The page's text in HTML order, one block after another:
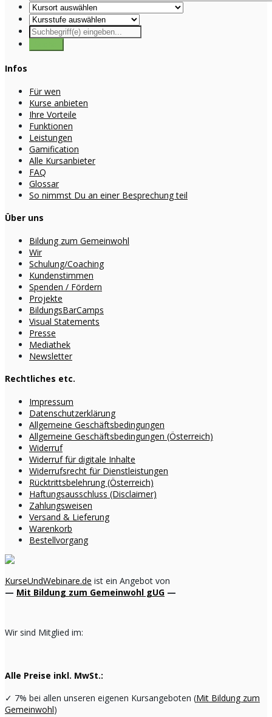
Infos
Für wen
Kurse anbieten
Ihre Vorteile
Funktionen
Leistungen
Gamification
Alle Kursanbieter
FAQ
Glossar
So nimmst Du an einer Besprechung teil
Über uns
Bildung zum Gemeinwohl
Wir
Schulung/Coaching
Kundenstimmen
Spenden / Fördern
Projekte
BildungsBarCamps
Visual Statements
Presse
Mediathek
Newsletter
Rechtliches etc.
Impressum
Datenschutzerklärung
Allgemeine Geschäftsbedingungen
Allgemeine Geschäftsbedingungen (Österreich)
Widerruf
Widerruf für digitale Inhalte
Widerrufsrecht für Dienstleistungen
Rücktrittsbelehrung (Österreich)
Haftungsausschluss (Disclaimer)
Zahlungsweisen
Versand & Lieferung
Warenkorb
Bestellvorgang
KurseUndWebinare.de ist ein Angebot von
— Mit Bildung zum Gemeinwohl gUG —
Wir sind Mitglied im:
Alle Preise inkl. MwSt.:
✓ 7% bei allen unseren eigenen Kursangeboten (Mit Bildung zum
Gemeinwohl)